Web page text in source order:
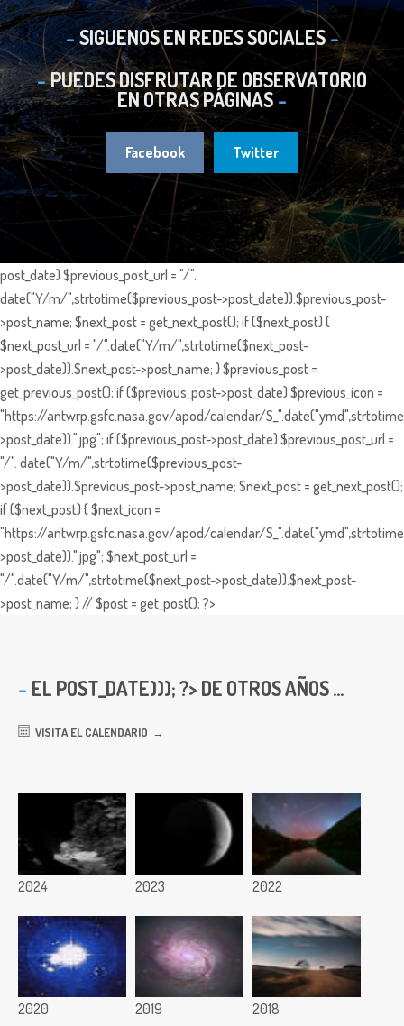
SIGUENOS EN REDES SOCIALES
PUEDES DISFRUTAR DE OBSERVATORIO
EN OTRAS PÁGINAS
Facebook Twitter
post_date) $previous_post_url = "/".
date("Y/m/",strtotime($previous_post->post_date)).$previous_post-
>post_name; $next_post = get_next_post(); if ($next_post) {
$next_post_url = "/".date("Y/m/",strtotime($next_post-
>post_date)).$next_post->post_name; } $previous_post =
get_previous_post(); if ($previous_post->post_date) $previous_icon =
"https://antwrp.gsfc.nasa.gov/apod/calendar/
>post_date)).".jpg"; if ($previous_post->post_date) $previous_post_url =
"/". date("Y/m/",strtotime($previous_post-
>post_date)).$previous_post->post_name; $next_post = get_next_post();
if ($next_post) { $next_icon =
"https://antwrp.gsfc.nasa.gov/apod/calendar/
>post_date)).".jpg"; $next_post_url =
"/".date("Y/m/",strtotime($next_post->post_date)).$next_post-
>post_name; } // $post = get_post(); ?>
EL POST_DATE))); ?> DE OTROS AÑOS ...
VISITA EL CALENDARIO
2024 2023 2022
2020 2019 2018